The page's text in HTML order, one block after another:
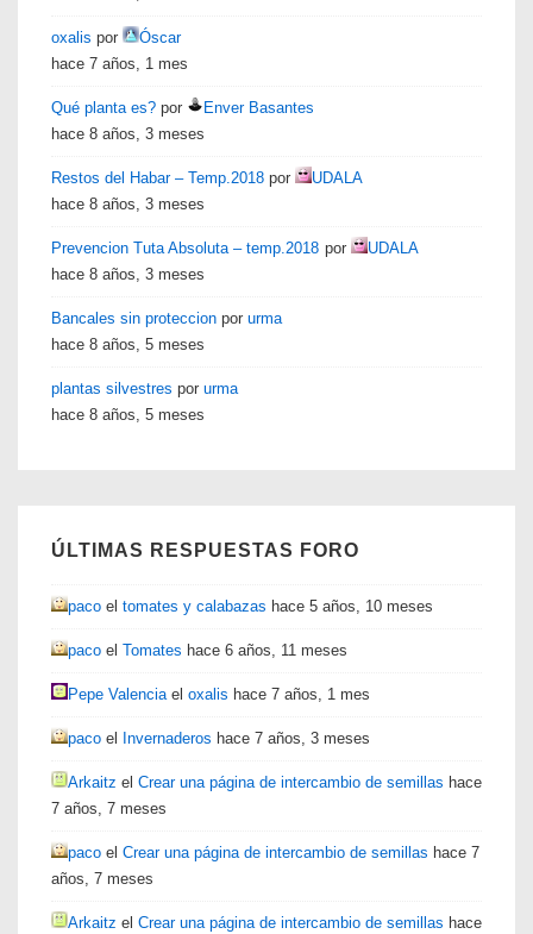
oxalis por
Óscar
hace 7 años, 1 mes
Qué planta es? por
Enver Basantes
hace 8 años, 3 meses
Restos del Habar – Temp.2018 por
UDALA
hace 8 años, 3 meses
Prevencion Tuta Absoluta – temp.2018 por
UDALA
hace 8 años, 3 meses
Bancales sin proteccion por urma
hace 8 años, 5 meses
plantas silvestres por urma
hace 8 años, 5 meses
ÚLTIMAS RESPUESTAS FORO
paco el tomates y calabazas hace 5 años, 10 meses
paco el Tomates hace 6 años, 11 meses
Pepe Valenciael oxalis hace 7 años, 1 mes
paco el Invernaderos hace 7 años, 3 meses
Arkaitz el Crear una página de intercambio de semillas hace
7 años, 7 meses
paco el Crear una página de intercambio de semillas hace 7
años, 7 meses
Arkaitz el Crear una página de intercambio de semillas hace